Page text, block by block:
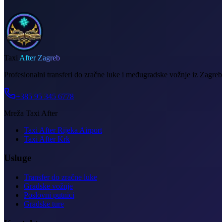
Taxi After Zagreb
Profesionalni transferi do zračne luke i međugradske vožnje iz
+385 95 345 6778
Mreža Taxi After
Taxi After Rijeka Airport
Taxi After Krk
Usluge
Transfer do zračne luke
Gradske vožnje
Poslovni putnici
Gradske ture